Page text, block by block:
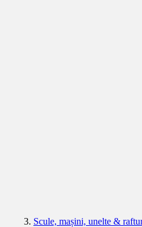
Scule, mașini, unelte &